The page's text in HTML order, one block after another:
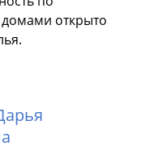
открыто